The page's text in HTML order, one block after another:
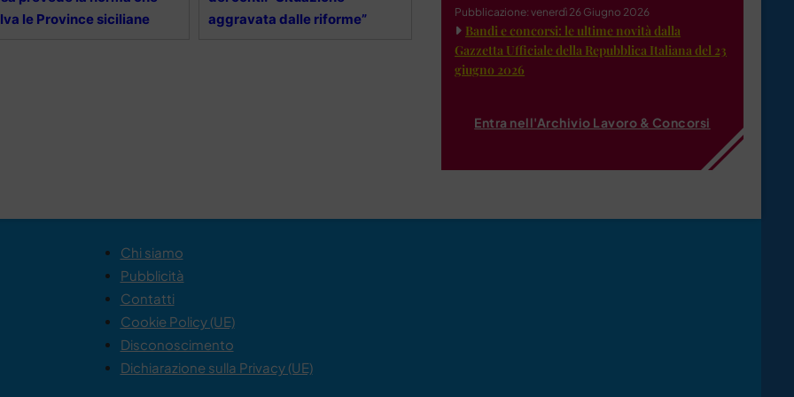
le Province siciliane
aggravata dalle riforme”
Pubblicazione: venerdì 26 Giugno 2026
Bandi e concorsi: le ultime novità dalla
Gazzetta Ufficiale della Repubblica Italiana del 23
giugno 2026
Entra nell'Archivio Lavoro & Concorsi
Chi siamo
Pubblicità
Contatti
Cookie Policy (UE)
Disconoscimento
Dichiarazione sulla Privacy (UE)